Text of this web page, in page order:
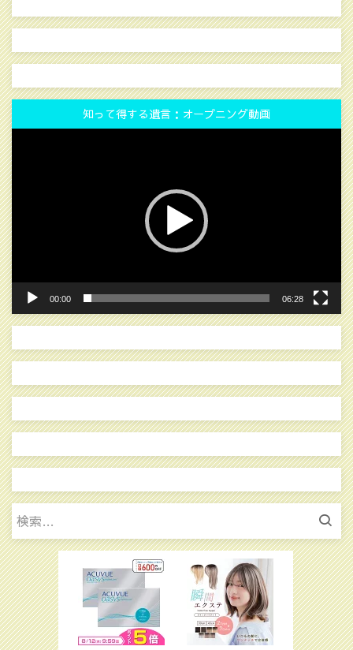
知って得する遺言：オープニング動画
動
画
プ
レ
ー
ヤ
ー
00:00 06:28
検
索: